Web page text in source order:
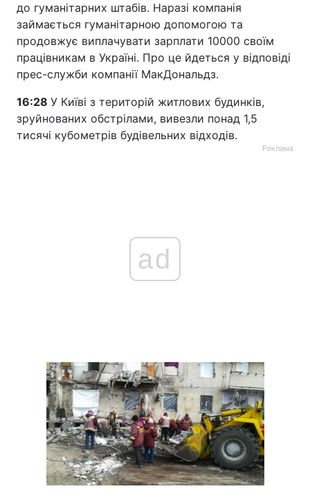
до гуманітарних штабів. Наразі компанія
займається гуманітарною допомогою та
продовжує виплачувати зарплати 10000 своїм
працівникам в Україні. Про це йдеться у відповіді
прес-служби компанії МакДональдз.
16:28 У Київі з територій житлових будинків,
зруйнованих обстрілами, вивезли понад 1,5
тисячі кубометрів будівельних відходів.
Реклама
ad